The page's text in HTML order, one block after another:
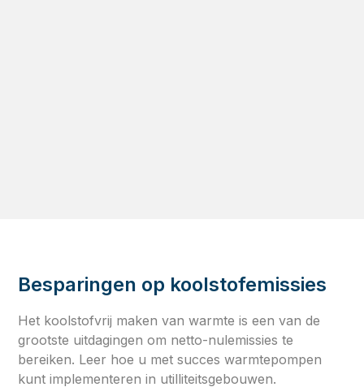
Besparingen op koolstofemissies
Het koolstofvrij maken van warmte is een van de
grootste uitdagingen om netto-nulemissies te
bereiken. Leer hoe u met succes warmtepompen
kunt implementeren in utilliteitsgebouwen.